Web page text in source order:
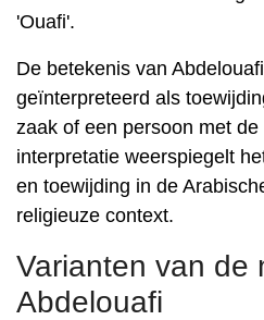
'Ouafi'.
De betekenis van
geïnterpreteerd als
zaak of een persoon met
interpretatie weerspiegelt
en toewijding in de
religieuze context.
Varianten van de
Abdelouafi